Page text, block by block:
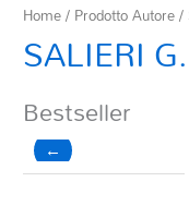
Home/ Prodotto Autore
SALIERI
Bestseller
←